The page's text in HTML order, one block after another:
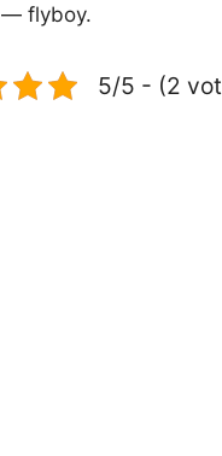
— flyboy.
5/5 - (2